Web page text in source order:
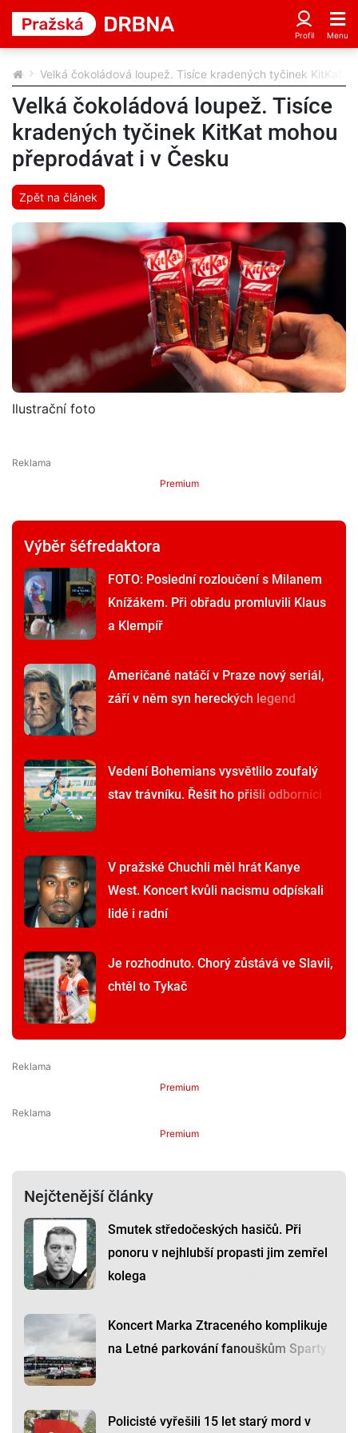
Velká čokoládová loupež. Tisíce kradených tyčinek KitKat
Velká čokoládová loupež. Tisíce
kradených tyčinek KitKat mohou
přeprodávat i v Česku
Zpět na článek
Ilustrační foto
Premium
Výběr šéfredaktora
FOTO: Poslední rozloučení s Milanem
Knížákem. Při obřadu promluvili Klaus
a Klempíř
Američané natáčí v Praze nový seriál,
září v něm syn hereckých legend
Vedení Bohemians vysvětlilo zoufalý
stav trávníku. Řešit ho přišli odborníci
V pražské Chuchli měl hrát Kanye
West. Koncert kvůli nacismu odpískali
lidé i radní
Je rozhodnuto. Chorý zůstává ve Slavii,
chtěl to Tykač
Premium
Premium
Nejčtenější články
Smutek středočeských hasičů. Při
ponoru v nejhlubší propasti jim zemřel
kolega
Koncert Marka Ztraceného komplikuje
na Letné parkování fanouškům Sparty
Policisté vyřešili 15 let starý mord v